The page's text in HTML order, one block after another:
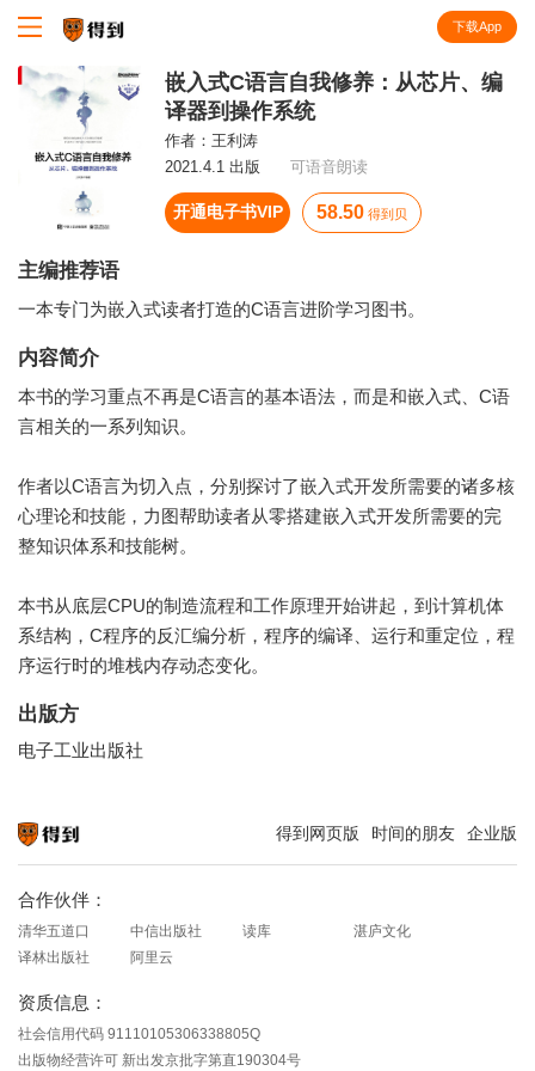
下载App
嵌入式C语言自我修养：从芯片、编
译器到操作系统
作者： 王利涛
2021.4.1 出版
可语音朗读
开通电子书VIP 58.50 得到贝
主编推荐语
一本专门为嵌入式读者打造的C语言进阶学习图书。
内容简介
本书的学习重点不再是C语言的基本语法，而是和嵌入式、C语
言相关的一系列知识。
作者以C语言为切入点，分别探讨了嵌入式开发所需要的诸多核
心理论和技能，力图帮助读者从零搭建嵌入式开发所需要的完
整知识体系和技能树。
本书从底层CPU的制造流程和工作原理开始讲起，到计算机体
系结构，C程序的反汇编分析，程序的编译、运行和重定位，程
序运行时的堆栈内存动态变化。
出版方
电子工业出版社
得到网页版 时间的朋友 企业版
合作伙伴：
清华五道口 中信出版社 读库
湛庐文化
译林出版社
阿里云
资质信息：
社会信用代码 91110105306338805Q
出版物经营许可 新出发京批字第直190304号